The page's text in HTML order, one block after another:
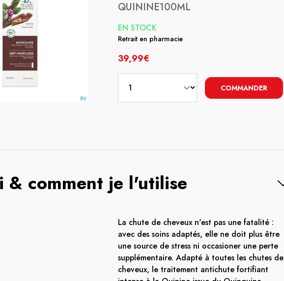
QUININE100ML
EN STOCK
Retrait en pharmacie
39,99€
COMMANDER
& comment je l'utilise
La chute de cheveux n'est pas une fatalité :
avec des soins adaptés, elle ne doit plus être
une source de stress ni occasioner une perte
supplémentaire. Adapté à toutes les chutes de
cheveux, le traitement antichute fortifiant